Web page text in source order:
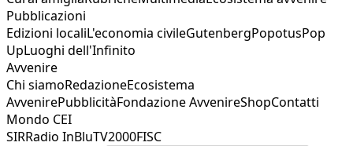
Pubblicazioni
Edizioni localiL'economia civileGutenbergPopotusPop
UpLuoghi dell'Infinito
Avvenire
Chi siamoRedazioneEcosistema
AvvenirePubblicitàFondazione AvvenireShopContatti
Mondo CEI
SIRRadio InBluTV2000FISC